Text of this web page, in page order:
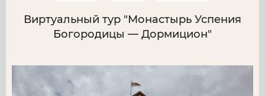
Виртуальный тур "Монастырь Успения
Богородицы — Дормицион"